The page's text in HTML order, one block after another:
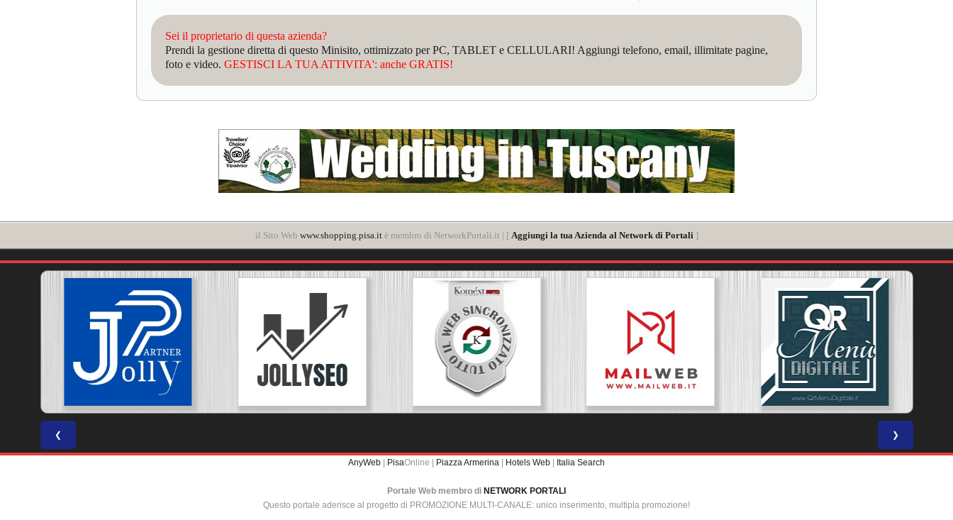
Sei il proprietario di questa azienda?
Prendi la gestione diretta di questo Minisito, ottimizzato per PC, TABLET e CELLULARI! Aggiungi telefono, email, illimitate pagine,
foto e video. GESTISCI LA TUA ATTIVITA': anche GRATIS!
il Sito Web www.shopping.pisa.itè membro di NetworkPortali.it | [ Aggiungi la tua Azienda al Network di Portali ]
❮ ❯
AnyWeb | PisaOnline | Piazza Armerina | Hotels Web | Italia Search
Portale Web membro di NETWORK PORTALI
Questo portale aderisce al progetto di PROMOZIONE MULTI-CANALE: unico inserimento, multipla promozione!